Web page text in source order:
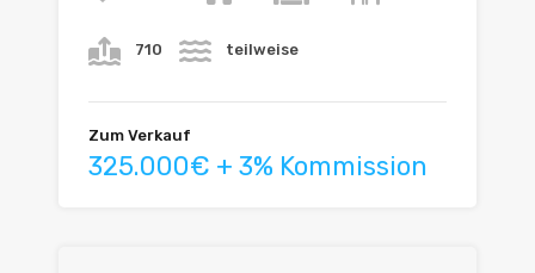
710 teilweise
Zum Verkauf
325.000€ + 3% Kommission